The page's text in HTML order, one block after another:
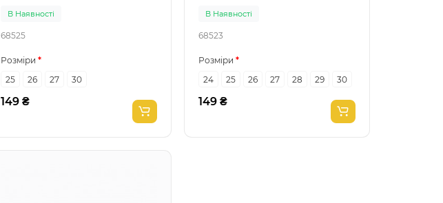
В Наявності
68525
Розміри
25
26 27 30
149 ₴
В Наявності
68523
Розміри
24
25 26 27 28 29 30
149 ₴